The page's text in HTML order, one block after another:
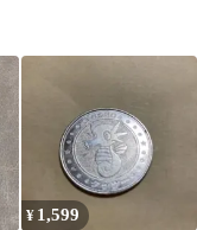
¥ 1,599